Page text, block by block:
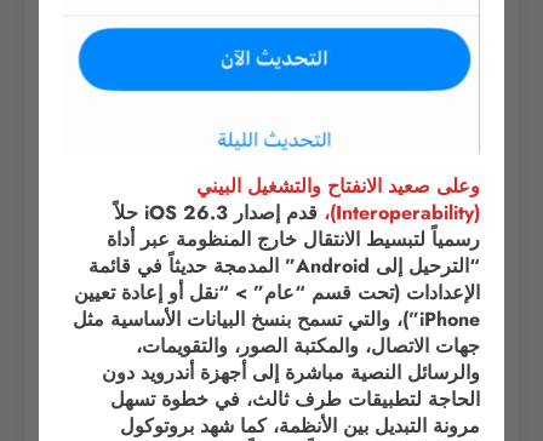
وعلى صعيد الانفتاح والتشغيل البيني
(Interoperability)،
قدم إصدار iOS 26.3 حلاً
رسمياً لتبسيط الانتقال خارج المنظومة عبر أداة
“الترحيل إلى Android” المدمجة حديثاً في قائمة
الإعدادات (تحت قسم “عام” > “نقل أو إعادة تعيين
iPhone”)، والتي تسمح بنسخ البيانات الأساسية مثل
جهات الاتصال، والمكتبة الصور، والتقويمات،
والرسائل النصية مباشرة إلى أجهزة أندرويد دون
الحاجة لتطبيقات طرف ثالث، في خطوة تسهل
مرونة التبديل بين الأنظمة، كما شهد بروتوكول